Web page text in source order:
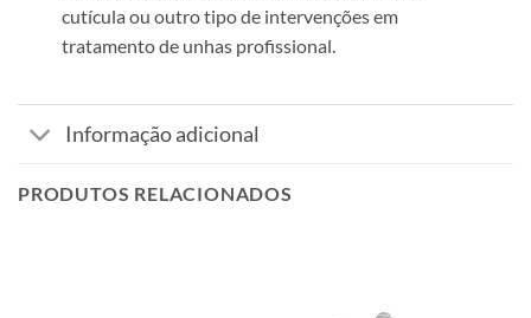
cutícula ou outro tipo de intervenções em
tratamento de unhas profissional.
Informação adicional
PRODUTOS RELACIONADOS